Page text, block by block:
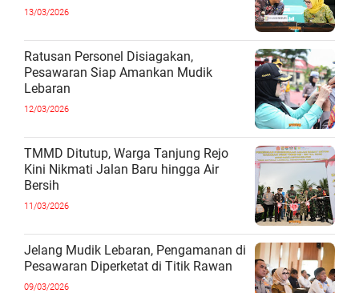
13/03/2026
Ratusan Personel Disiagakan,
Pesawaran Siap Amankan Mudik
Lebaran
12/03/2026
TMMD Ditutup, Warga Tanjung Rejo
Kini Nikmati Jalan Baru hingga Air
Bersih
11/03/2026
Jelang Mudik Lebaran, Pengamanan di
Pesawaran Diperketat di Titik Rawan
09/03/2026